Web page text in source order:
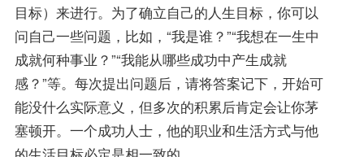
目标）来进行。为了确立自己的人生目标，你可以
问自己一些问题，比如，“我是谁？”“我想在一生中
成就何种事业？”“我能从哪些成功中产生成就
感？”等。每次提出问题后，请将答案记下，开始可
能没什么实际意义，但多次的积累后肯定会让你茅
塞顿开。一个成功人士，他的职业和生活方式与他